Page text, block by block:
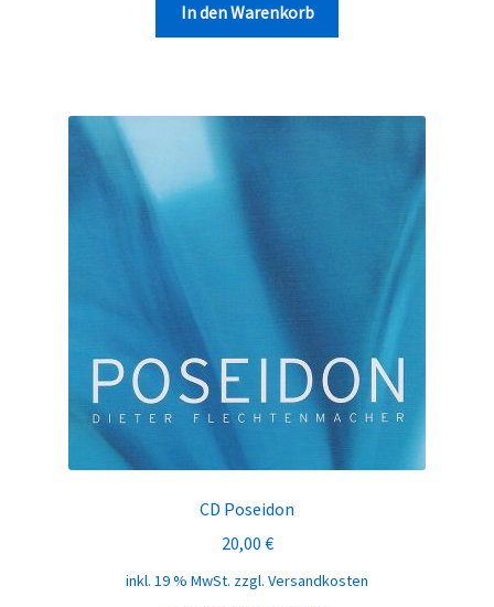
In den Warenkorb
CD Poseidon
20,00 €
inkl. 19 % MwSt. zzgl. Versandkosten